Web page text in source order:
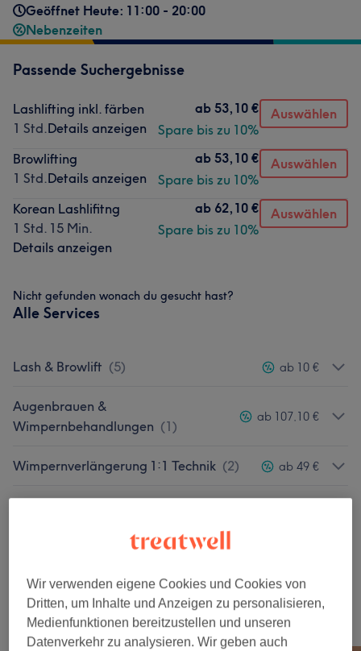
Geöffnet Heute: 11:00 - 20:00
Nebenzeiten
Passende Suchergebnisse
Lashlifting inkl. färben
1 Std.Details anzeigen
ab 53,10 €
Spare bis zu 10%
Auswählen
Browlifting
1 Std.Details anzeigen
ab 53,10 €
Spare bis zu 10%
Auswählen
Korean Lashlifitng
1 Std. 15 Min.
Details anzeigen
ab 62,10 €
Spare bis zu 10%
Auswählen
Nicht gefunden wonach du gesucht hast?
Alle Services
Lash & Browlift (5) ab 10 €
Augenbrauen &
Wimpernbehandlungen (1)
ab 107,10 €
Wimpernverlängerung 1:1 Technik (2) ab 49 €
Unsere Arbeit
Bild anklicken für weitere Details
Wir verwenden eigene Cookies und Cookies von
Dritten, um Inhalte und Anzeigen zu personalisieren,
Medienfunktionen bereitzustellen und unseren
Datenverkehr zu analysieren. Wir geben auch